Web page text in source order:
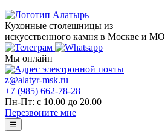
Кухонные столешницы из
искусственного камня в Москве и МО
Мы онлайн
z@alatyr-msk.ru
+7 (985) 662-78-28
Пн-Пт: с 10.00 до 20.00
Перезвоните мне
☰